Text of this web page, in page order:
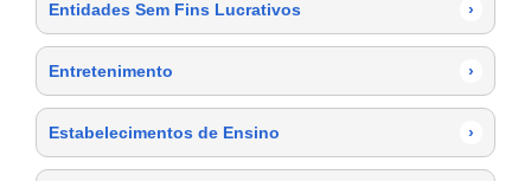
Entidades Sem Fins Lucrativos ›
Entretenimento ›
Estabelecimentos de Ensino ›